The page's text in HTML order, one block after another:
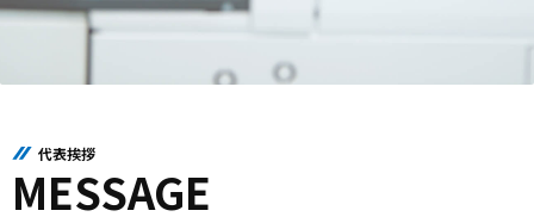
代表挨拶
MESSAGE